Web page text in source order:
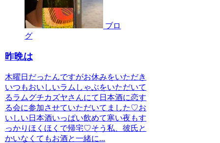
ブロ
グ
昨晩は
木曜日だったんですがお休みをいただき
いつもおいしいラムしゃぶをいただいて
るラムグチカズヤさんにて日本酒に恋す
る会に参加させていただいてました♡お
いしい日本酒いっぱい飲めて寒い夜もす
っかりほくほくで帰宅♡そう私、彼氏と
かいなくてもお酒と一緒に...